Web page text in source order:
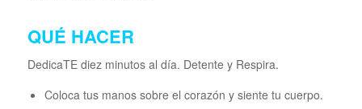
QUÉ HACER
DedicaTE diez minutos al día. Detente y Respira.
Coloca tus manos sobre el corazón y siente tu cuerpo.